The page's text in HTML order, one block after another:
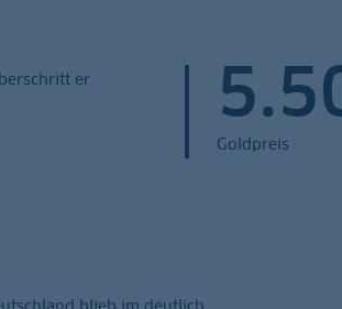
er
Goldpreis
blieb im deutlich